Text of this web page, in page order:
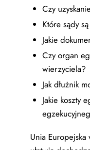
Czy
Które sądy
Jakie
Czy organ
wierzyciela?
Jak dłużnik
Jakie koszty
Unia Europejska